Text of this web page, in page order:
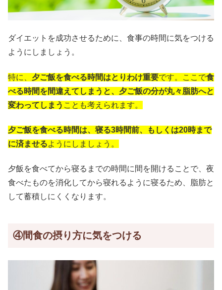
ダイエットを成功させるために、食事の時間に気をつける
ようにしましょう。
特に、 夕ご飯を食べる時間はとりわけ重要です。ここで食
べる時間を間違えてしまうと、夕ご飯の分が丸々脂肪へと
変わってしまう ことも考えられます。
夕ご飯を食べる時間は、寝る3時間前、もしくは20時まで
に済ませるようにしましょう。
夕飯を食べてから寝るまでの時間に間を開けることで、夜
食べたものを消化してから寝れるように寝るため、脂肪と
して蓄積しにくくなります。
④間食の摂り方に気をつける